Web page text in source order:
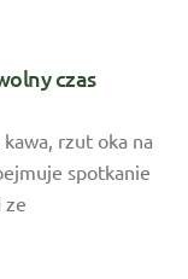
czas
rzut oka na
spotkanie
ze